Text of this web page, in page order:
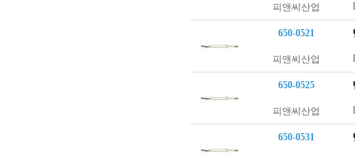
피앤씨산업
650-0521
피앤씨산업
650-0525
피앤씨산업
650-0531